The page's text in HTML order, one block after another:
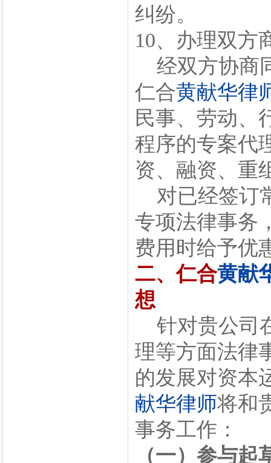
纠纷。
10、办理双方
经双方协商
仁合黄献华律
民事、劳动、
程序的专案代
资、融资、重
对已经签订
专项法律事务
费用时给予优
二、仁合黄献
想
针对贵公司
理等方面法律
的发展对资本
献华律师将和
事务工作：
（一）参与